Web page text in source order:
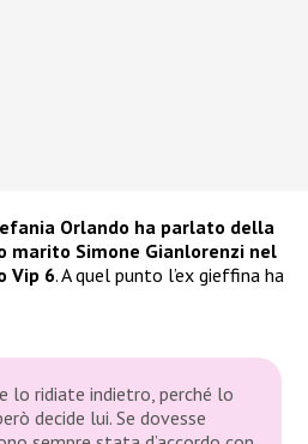
Orlando ha parlato della
marito Simone Gianlorenzi nel
Vip 6. A quel punto l’ex gieffina ha
lo ridiate indietro, perché lo
decide lui. Se dovesse